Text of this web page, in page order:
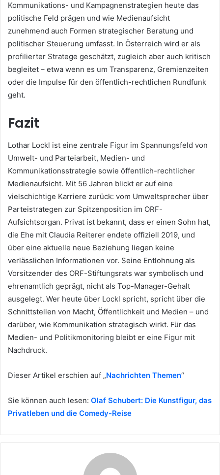
Kommunikations- und Kampagnenstrategien heute das
politische Feld prägen und wie Medienaufsicht
zunehmend auch Formen strategischer Beratung und
politischer Steuerung umfasst. In Österreich wird er als
profilierter Stratege geschätzt, zugleich aber auch kritisch
begleitet – etwa wenn es um Transparenz, Gremienzeiten
oder die Impulse für den öffentlich-rechtlichen Rundfunk
geht.
Fazit
Lothar Lockl ist eine zentrale Figur im Spannungsfeld von
Umwelt- und Parteiarbeit, Medien- und
Kommunikationsstrategie sowie öffentlich-rechtlicher
Medienaufsicht. Mit 56 Jahren blickt er auf eine
vielschichtige Karriere zurück: vom Umweltsprecher über
Parteistrategen zur Spitzenposition im ORF-
Aufsichtsorgan. Privat ist bekannt, dass er einen Sohn hat,
die Ehe mit Claudia Reiterer endete offiziell 2019, und
über eine aktuelle neue Beziehung liegen keine
verlässlichen Informationen vor. Seine Entlohnung als
Vorsitzender des ORF-Stiftungsrats war symbolisch und
ehrenamtlich geprägt, nicht als Top-Manager-Gehalt
ausgelegt. Wer heute über Lockl spricht, spricht über die
Schnittstellen von Macht, Öffentlichkeit und Medien – und
darüber, wie Kommunikation strategisch wirkt. Für das
Medien- und Politikmonitoring bleibt er eine Figur mit
Nachdruck.
Dieser Artikel erschien auf „Nachrichten Themen“
Sie können auch lesen: Olaf Schubert: Die Kunstfigur, das
Privatleben und die Comedy-Reise